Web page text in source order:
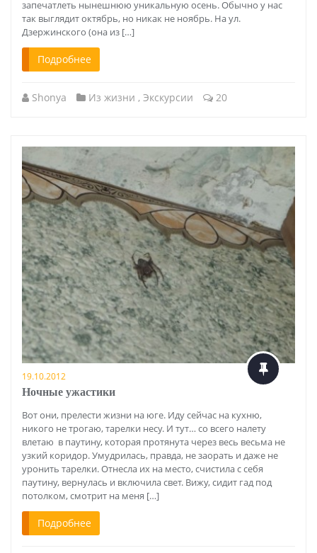
запечатлеть нынешнюю уникальную осень. Обычно у нас
так выглядит октябрь, но никак не ноябрь. На ул.
Дзержинского (она из […]
Подробнее
Shonya Из жизни , Экскурсии 20
19.10.2012
Ночные ужастики
Вот они, прелести жизни на юге. Иду сейчас на кухню,
никого не трогаю, тарелки несу. И тут… со всего налету
влетаю в паутину, которая протянута через весь весьма не
узкий коридор. Умудрилась, правда, не заорать и даже не
уронить тарелки. Отнесла их на место, счистила с себя
паутину, вернулась и включила свет. Вижу, сидит гад под
потолком, смотрит на меня […]
Подробнее